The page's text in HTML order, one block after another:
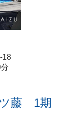
18
ツ藤 1期